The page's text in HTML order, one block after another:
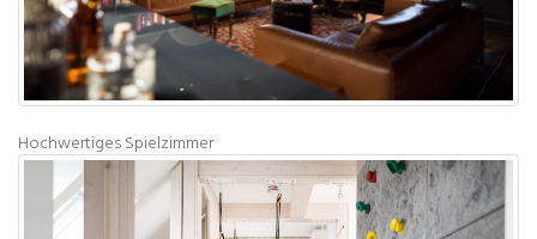
Hochwertiges Spielzimmer